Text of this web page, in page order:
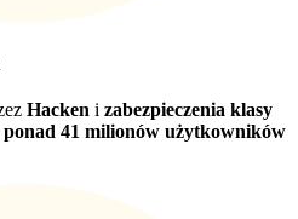
Hacken i zabezpieczenia klasy
ponad 41 milionów użytkowników